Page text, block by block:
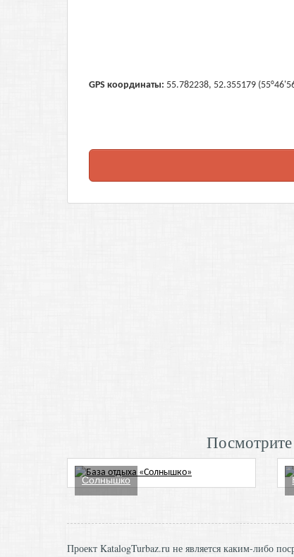
GPS координаты: 55.782238, 52.355179
Посмотрите
Солнышко
Проект KatalogTurbaz.ru не является каким-либо